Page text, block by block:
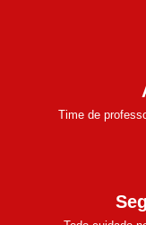
Time de